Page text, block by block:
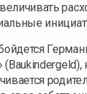
(Baukindergeld),